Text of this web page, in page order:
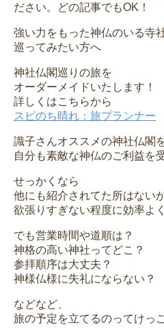
ださい。どの記事でもOK！
強い力をもった神仏のいる寺
巡ってみたい方へ
神社仏閣巡りの旅を
オーダーメイドいたします！
詳しくはこちらから
スピのち晴れ：旅プランナー
識子さんオススメの神社仏閣
自分も素敵な神仏のご利益を
せっかくなら
他にも紹介されてた所はない
欲張りすぎない程度に効率よ
でも営業時間や道順は？
神格の高い神社ってどこ？
参拝順序は大丈夫？
神様仏様に失礼にならない？
などなど、
旅の予定を立てるのってけっ